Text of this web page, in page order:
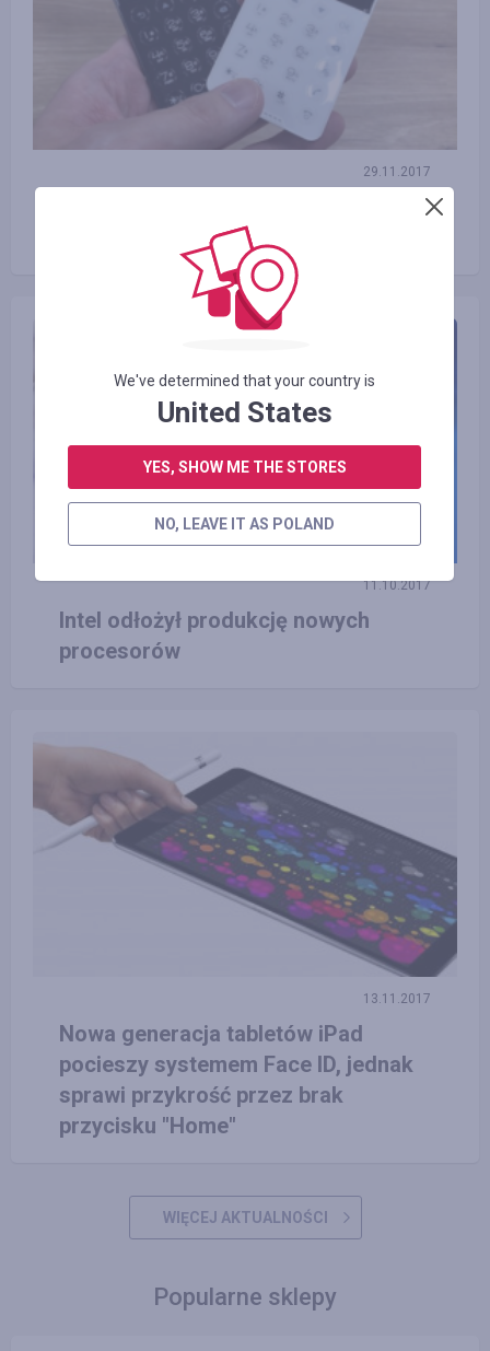
29.11.2017
Jak wygląda najbardziej miniaturowy
telefon komórkowy na świecie?
11.10.2017
Intel odłożył produkcję nowych
procesorów
13.11.2017
Nowa generacja tabletów iPad
pocieszy systemem Face ID, jednak
sprawi przykrość przez brak
przycisku "Home"
WIĘCEJ AKTUALNOŚCI
Popularne sklepy
We've determined that your country is
United States
YES, SHOW ME THE STORES
NO, LEAVE IT AS POLAND